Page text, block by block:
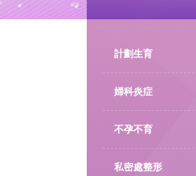
專家團隊
計劃生育
婦科炎症
不孕不育
私密處整形